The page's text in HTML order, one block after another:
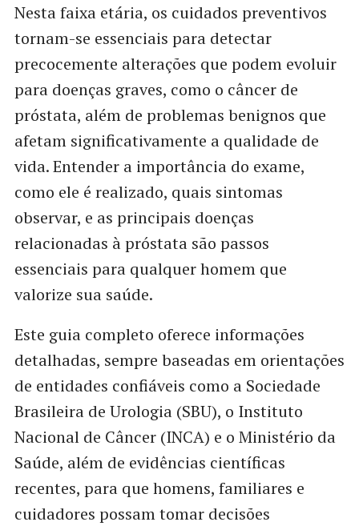
Nesta faixa etária, os cuidados preventivos
tornam-se essenciais para detectar
precocemente alterações que podem evoluir
para doenças graves, como o câncer de
próstata, além de problemas benignos que
afetam significativamente a qualidade de
vida. Entender a importância do exame,
como ele é realizado, quais sintomas
observar, e as principais doenças
relacionadas à próstata são passos
essenciais para qualquer homem que
valorize sua saúde.
Este guia completo oferece informações
detalhadas, sempre baseadas em orientações
de entidades confiáveis como a Sociedade
Brasileira de Urologia (SBU), o Instituto
Nacional de Câncer (INCA) e o Ministério da
Saúde, além de evidências científicas
recentes, para que homens, familiares e
cuidadores possam tomar decisões